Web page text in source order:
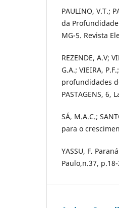
PAULINO, V.T.;
da
MG-5. Revista
REZENDE, A.V;
G.A.; VIEIRA,
profundidades
PASTAGENS, 6,
SÁ, M.A.C.;
para o
YASSU, F.
Paulo,n.37,